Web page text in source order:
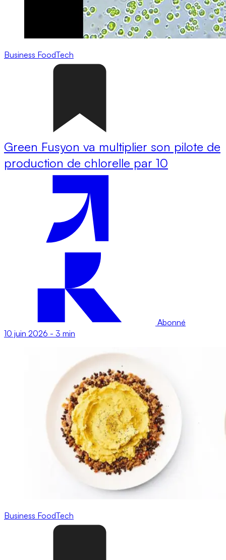
Business FoodTech
Green Fusyon va multiplier son pilote de
production de chlorelle par 10
Abonné
10 juin 2026 - 3 min
Business FoodTech